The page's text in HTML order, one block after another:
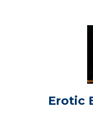
Erotic